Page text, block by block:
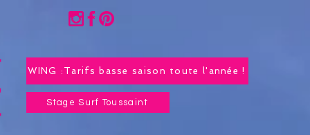
WING :Tarifs basse saison toute l'année !
Stage Surf Toussaint